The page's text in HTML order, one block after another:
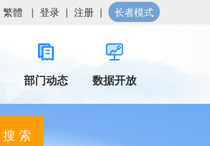
繁體 | 登录 | 注册 | 长者模式
部门动态 数据开放
搜 索